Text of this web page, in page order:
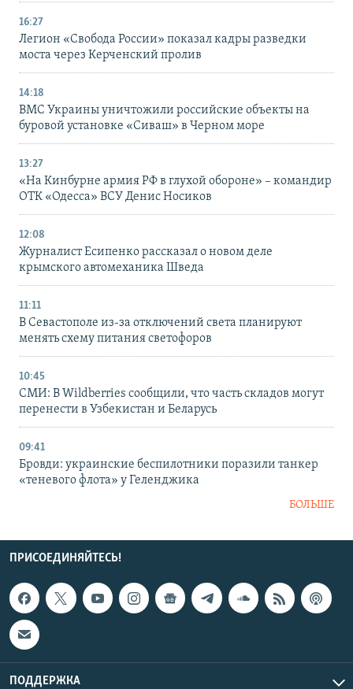
16:27
Легион «Свобода России» показал кадры разведки
моста через Керченский пролив
14:18
ВМС Украины уничтожили российские объекты на
буровой установке «Сиваш» в Черном море
13:27
«На Кинбурне армия РФ в глухой обороне» – командир
ОТК «Одесса» ВСУ Денис Носиков
12:08
Журналист Есипенко рассказал о новом деле
крымского автомеханика Шведа
11:11
В Севастополе из-за отключений света планируют
менять схему питания светофоров
10:45
СМИ: В Wildberries сообщили, что часть складов могут
перенести в Узбекистан и Беларусь
09:41
Бровди: украинские беспилотники поразили танкер
«теневого флота» у Геленджика
БОЛЬШЕ
ПРИСОЕДИНЯЙТЕСЬ!
ПОДДЕРЖКА